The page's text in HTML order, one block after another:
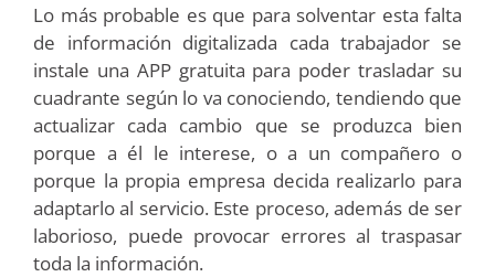
Lo más probable es que para solventar esta falta
de información digitalizada cada trabajador se
instale una APP gratuita para poder trasladar su
cuadrante según lo va conociendo, tendiendo que
actualizar cada cambio que se produzca bien
porque a él le interese, o a un compañero o
porque la propia empresa decida realizarlo para
adaptarlo al servicio. Este proceso, además de ser
laborioso, puede provocar errores al traspasar
toda la información.